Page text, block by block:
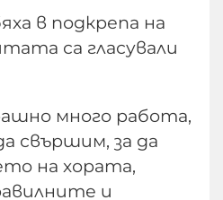
в подкрепа на
са гласували
много работа,
свършим, за да
на хората,
и